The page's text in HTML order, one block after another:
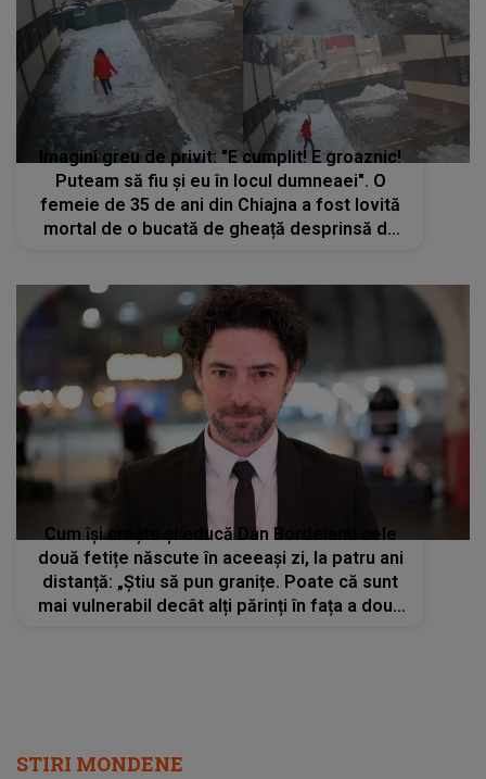
Imagini greu de privit: "E cumplit! E groaznic!
Puteam să fiu și eu în locul dumneaei". O
femeie de 35 de ani din Chiajna a fost lovită
mortal de o bucată de gheață desprinsă de
Cum își crește și educă Dan Bordeianu cele
două fetițe născute în aceeași zi, la patru ani
distanță: „Știu să pun granițe. Poate că sunt
mai vulnerabil decât alți părinți în fața a două
STIRI MONDENE